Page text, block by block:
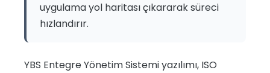
uygulama yol haritası çıkararak süreci
hızlandırır.
YBS Entegre Yönetim Sistemi yazılımı, ISO